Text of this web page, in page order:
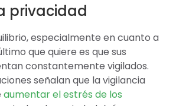
privacidad
especialmente en cuanto a
que quiere es que sus
constantemente vigilados.
señalan que la vigilancia
aumentar el estrés de los